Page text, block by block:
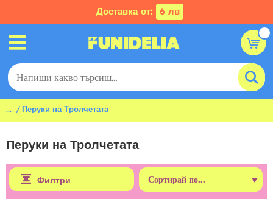
Доставка от: 6 лв
... Перуки на Тролчетата
Перуки на Тролчетата
Филтри